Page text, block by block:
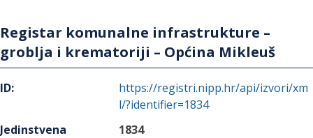
Registar komunalne infrastrukture –
groblja i krematoriji – Općina Mikleuš
ID:
https://registri.nipp.hr/api/izvori/xm
l/?identifier=1834
Jedinstvena
1834